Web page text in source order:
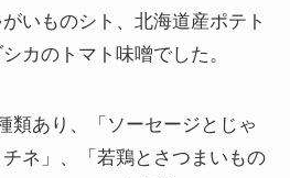
いものシト、北海道産ポテト
カのトマト味噌でした。
類あり、「ソーセージとじゃ
ネ」、「若鶏とさつまいもの